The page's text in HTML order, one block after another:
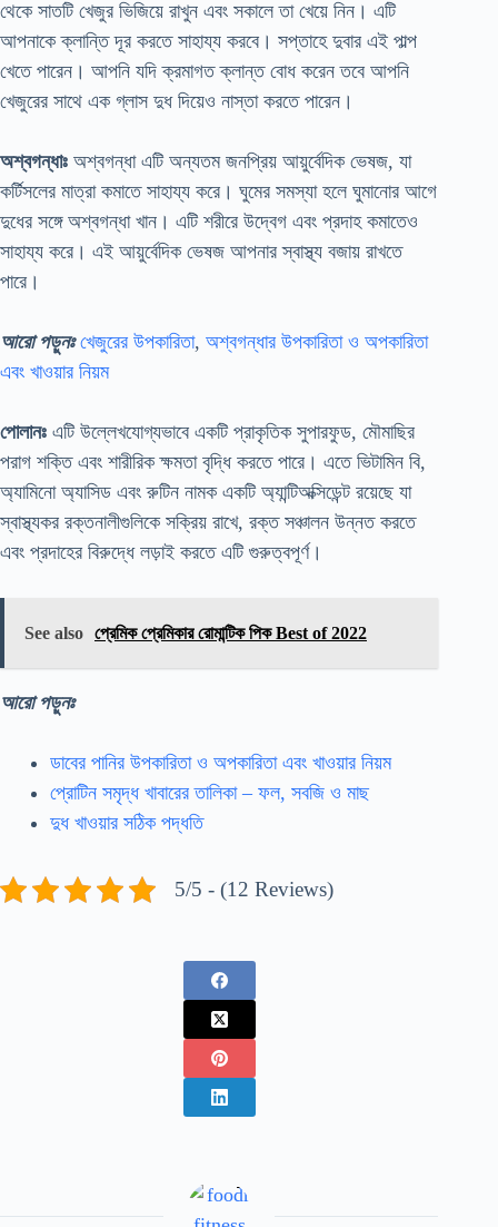
থেকে সাতটি খেজুর ভিজিয়ে রাখুন এবং সকালে তা খেয়ে নিন। এটি
আপনাকে ক্লান্তি দূর করতে সাহায্য করবে। সপ্তাহে দুবার এই পাল্প
খেতে পারেন। আপনি যদি ক্রমাগত ক্লান্ত বোধ করেন তবে আপনি
খেজুরের সাথে এক গ্লাস দুধ দিয়েও নাস্তা করতে পারেন।
অশ্বগন্ধাঃ অশ্বগন্ধা এটি অন্যতম জনপ্রিয় আয়ুর্বেদিক ভেষজ, যা
কর্টিসলের মাত্রা কমাতে সাহায্য করে। ঘুমের সমস্যা হলে ঘুমানোর আগে
দুধের সঙ্গে অশ্বগন্ধা খান। এটি শরীরে উদ্বেগ এবং প্রদাহ কমাতেও
সাহায্য করে। এই আয়ুর্বেদিক ভেষজ আপনার স্বাস্থ্য বজায় রাখতে
পারে।
আরো পড়ুনঃ খেজুরের উপকারিতা, অশ্বগন্ধার উপকারিতা ও অপকারিতা
এবং খাওয়ার নিয়ম
পোলানঃ এটি উল্লেখযোগ্যভাবে একটি প্রাকৃতিক সুপারফুড, মৌমাছির
পরাগ শক্তি এবং শারীরিক ক্ষমতা বৃদ্ধি করতে পারে। এতে ভিটামিন বি,
অ্যামিনো অ্যাসিড এবং রুটিন নামক একটি অ্যান্টিঅক্সিডেন্ট রয়েছে যা
স্বাস্থ্যকর রক্তনালীগুলিকে সক্রিয় রাখে, রক্ত সঞ্চালন উন্নত করতে
এবং প্রদাহের বিরুদ্ধে লড়াই করতে এটি গুরুত্বপূর্ণ।
See also প্রেমিক প্রেমিকার রোমান্টিক পিক Best of 2022
আরো পড়ুনঃ
ডাবের পানির উপকারিতা ও অপকারিতা এবং খাওয়ার নিয়ম
প্রোটিন সমৃদ্ধ খাবারের তালিকা – ফল, সবজি ও মাছ
দুধ খাওয়ার সঠিক পদ্ধতি
5/5 - (12 Reviews)